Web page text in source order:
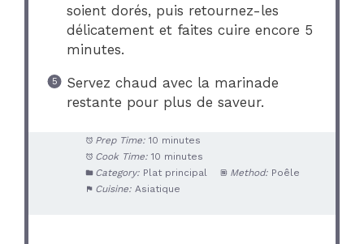
soient dorés, puis retournez-les
délicatement et faites cuire encore 5
minutes.
Servez chaud avec la marinade
restante pour plus de saveur.
Prep Time: 10 minutes
Cook Time: 10 minutes
Category: Plat principal Method: Poêle
Cuisine: Asiatique